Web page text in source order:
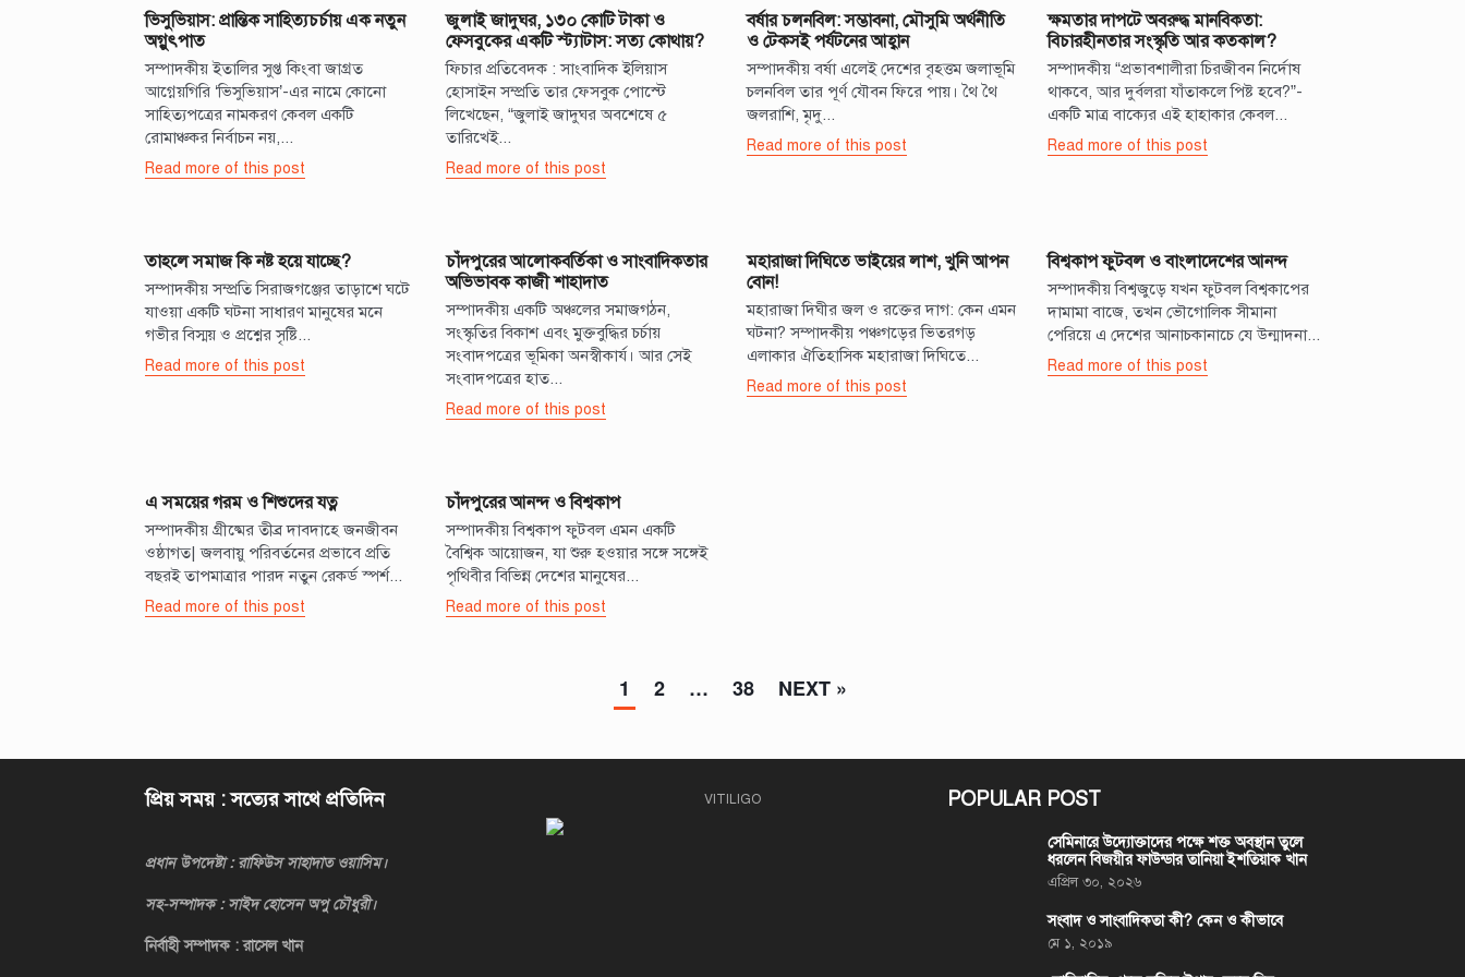
ভিসুভিয়াস: প্রান্তিক সাহিত্যচর্চায় এক নতুন
অগ্নুৎপাত
সম্পাদকীয় ইতালির সুপ্ত কিংবা জাগ্রত
আগ্নেয়গিরি ‘ভিসুভিয়াস’-এর নামে কোনো
সাহিত্যপত্রের নামকরণ কেবল একটি
রোমাঞ্চকর নির্বাচন নয়,...
Read more of this post
জুলাই জাদুঘর, ১৩০ কোটি টাকা ও
ফেসবুকের একটি স্ট্যাটাস: সত্য কোথায়?
ফিচার প্রতিবেদক : সাংবাদিক ইলিয়াস
হোসাইন সম্প্রতি তার ফেসবুক পোস্টে
লিখেছেন, “জুলাই জাদুঘর অবশেষে ৫
তারিখেই...
Read more of this post
বর্ষার চলনবিল: সম্ভাবনা, মৌসুমি অর্থনীতি
ও টেকসই পর্যটনের আহ্বান
সম্পাদকীয় বর্ষা এলেই দেশের বৃহত্তম জলাভূমি
চলনবিল তার পূর্ণ যৌবন ফিরে পায়। থৈ থৈ
জলরাশি, মৃদু...
Read more of this post
ক্ষমতার দাপটে অবরুদ্ধ মানবিকতা:
বিচারহীনতার সংস্কৃতি আর কতকাল?
সম্পাদকীয় “প্রভাবশালীরা চিরজীবন নির্দোষ
থাকবে, আর দুর্বলরা যাঁতাকলে পিষ্ট হবে?”-
একটি মাত্র বাক্যের এই হাহাকার কেবল...
Read more of this post
তাহলে সমাজ কি নষ্ট হয়ে যাচ্ছে?
সম্পাদকীয় সম্প্রতি সিরাজগঞ্জের তাড়াশে ঘটে
যাওয়া একটি ঘটনা সাধারণ মানুষের মনে
গভীর বিস্ময় ও প্রশ্নের সৃষ্টি...
Read more of this post
চাঁদপুরের আলোকবর্তিকা ও সাংবাদিকতার
অভিভাবক কাজী শাহাদাত
সম্পাদকীয় একটি অঞ্চলের সমাজগঠন,
সংস্কৃতির বিকাশ এবং মুক্তবুদ্ধির চর্চায়
সংবাদপত্রের ভূমিকা অনস্বীকার্য। আর সেই
সংবাদপত্রের হাত...
Read more of this post
মহারাজা দিঘিতে ভাইয়ের লাশ, খুনি আপন
বোন!
মহারাজা দিঘীর জল ও রক্তের দাগ: কেন এমন
ঘটনা? সম্পাদকীয় পঞ্চগড়ের ভিতরগড়
এলাকার ঐতিহাসিক মহারাজা দিঘিতে...
Read more of this post
বিশ্বকাপ ফুটবল ও বাংলাদেশের আনন্দ
সম্পাদকীয় বিশ্বজুড়ে যখন ফুটবল বিশ্বকাপের
দামামা বাজে, তখন ভৌগোলিক সীমানা
পেরিয়ে এ দেশের আনাচকানাচে যে উন্মাদনা...
Read more of this post
এ সময়ের গরম ও শিশুদের যত্ন
সম্পাদকীয় গ্রীষ্মের তীব্র দাবদাহে জনজীবন
ওষ্ঠাগত| জলবায়ু পরিবর্তনের প্রভাবে প্রতি
বছরই তাপমাত্রার পারদ নতুন রেকর্ড স্পর্শ...
Read more of this post
চাঁদপুরের আনন্দ ও বিশ্বকাপ
সম্পাদকীয় বিশ্বকাপ ফুটবল এমন একটি
বৈশ্বিক আয়োজন, যা শুরু হওয়ার সঙ্গে সঙ্গেই
পৃথিবীর বিভিন্ন দেশের মানুষের...
Read more of this post
1 2 … 38 NEXT »
প্রিয় সময় : সত্যের সাথে প্রতিদিন
প্রধান উপদেষ্টা : রাফিউস সাহাদাত ওয়াসিম।
সহ-সম্পাদক : সাইদ হোসেন অপু চৌধুরী।
নির্বাহী সম্পাদক : রাসেল খান
VITILIGO POPULAR POST
সেমিনারে উদ্যোক্তাদের পক্ষে শক্ত অবস্থান তুলে
ধরলেন বিজয়ীর ফাউন্ডার তানিয়া ইশতিয়াক খান
এপ্রিল ৩০, ২০২৬
সংবাদ ও সাংবাদিকতা কী? কেন ও কীভাবে
মে ১, ২০১৯